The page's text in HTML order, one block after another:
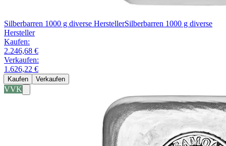
Silberbarren 1000 g diverse HerstellerSilberbarren 1000 g diverse
Hersteller
Kaufen:
2.246,68 €
Verkaufen:
1.626,22 €
Kaufen Verkaufen
VVK